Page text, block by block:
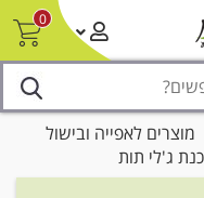
0
הזמנה
מוצרים לאפייה ובישול
ג'לי תות